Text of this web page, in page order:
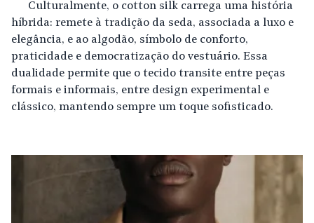
Culturalmente, o cotton silk carrega uma história
híbrida: remete à tradição da seda, associada a luxo e
elegância, e ao algodão, símbolo de conforto,
praticidade e democratização do vestuário. Essa
dualidade permite que o tecido transite entre peças
formais e informais, entre design experimental e
clássico, mantendo sempre um toque sofisticado.